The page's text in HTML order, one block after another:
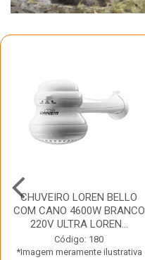
CHUVEIRO LOREN BELLO
COM CANO 4600W BRANCO
220V ULTRA LOREN...
Código: 180
*Imagem meramente ilustrativa